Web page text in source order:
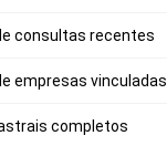
consultas recentes
empresas vinculadas
completos